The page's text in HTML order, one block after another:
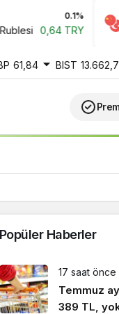
0.1%
0,64 TRY
61,84 BIST
Gündüz
Popüler Haberler
17 saat önce
Temmuz
389 TL,